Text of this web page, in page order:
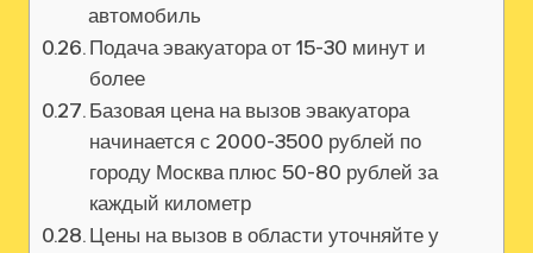
автомобиль
Подача эвакуатора от 15-30 минут и
более
Базовая цена на вызов эвакуатора
начинается с 2000-3500 рублей по
городу Москва плюс 50-80 рублей за
каждый километр
Цены на вызов в области уточняйте у